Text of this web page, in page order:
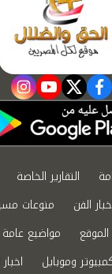
facebook
twitter
التقارير الخاصة
الفن
منوعات
مواضيع عامة
وموبايل